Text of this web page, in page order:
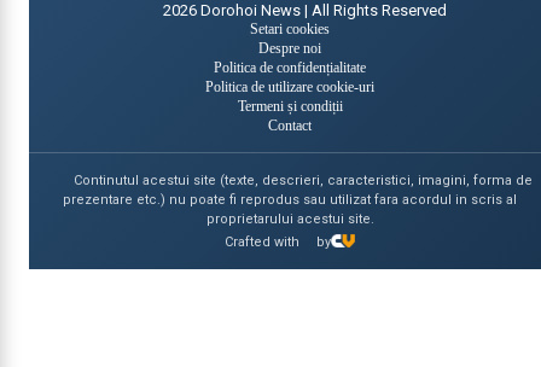
2026 Dorohoi News | All Rights Reserved
Setari cookies
Despre noi
Politica de confidențialitate
Politica de utilizare cookie-uri
Termeni și condiții
Contact
Continutul acestui site (texte, descrieri, caracteristici, imagini, forma de
prezentare etc.) nu poate fi reprodus sau utilizat fara acordul in scris al
proprietarului acestui site.
Crafted with
by